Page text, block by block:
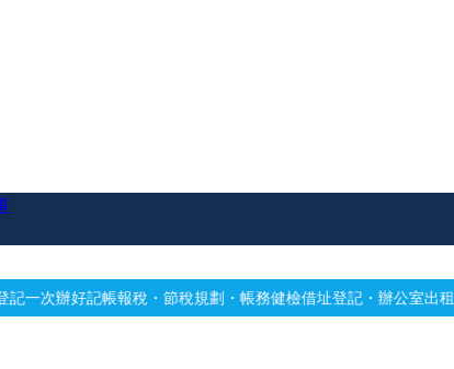
稅規劃・帳務健檢借址登記・辦公室出租・短期套房・會議室出租